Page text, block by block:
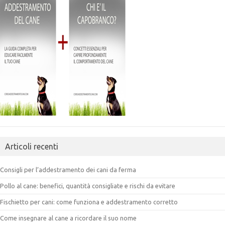
Articoli recenti
Consigli per l’addestramento dei cani da ferma
Pollo al cane: benefici, quantità consigliate e rischi da evitare
Fischietto per cani: come funziona e addestramento corretto
Come insegnare al cane a ricordare il suo nome